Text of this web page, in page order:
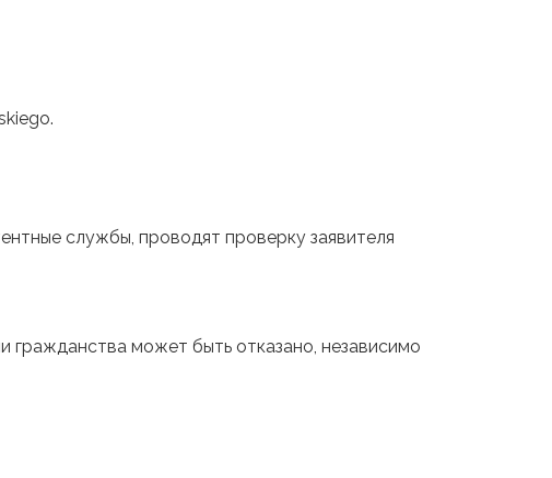
службы, проводят проверку заявителя
гражданства может быть отказано, независимо